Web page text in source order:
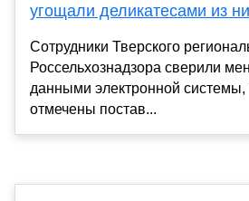
угощали деликатесами из
Сотрудники Тверского
Россельхознадзора сверили
данными электронной
отмечены постав...